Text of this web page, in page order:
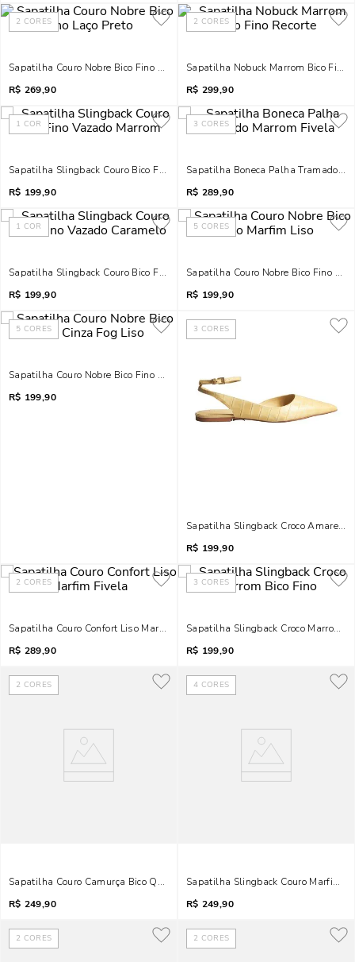
2 CORES
Sapatilha Couro Nobre Bico Fino Laço Preto
R$ 269,90
2 CORES
Sapatilha Nobuck Marrom Bico Fino
R$ 299,90
1 COR
Sapatilha Slingback Couro Bico Fino Vazado Marrom
R$ 199,90
3 CORES
Sapatilha Boneca Palha Tramado
R$ 289,90
1 COR
Sapatilha Slingback Couro Bico Fino Vazado Caramelo
R$ 199,90
5 CORES
Sapatilha Couro Nobre Bico Fino
R$ 199,90
5 CORES
Sapatilha Couro Nobre Bico Fino Cinza Fog Liso
R$ 199,90
3 CORES
Sapatilha Slingback Croco Amarelo
R$ 199,90
2 CORES
Sapatilha Couro Confort Liso Marfim Fivela
R$ 289,90
3 CORES
Sapatilha Slingback Croco Marrom
R$ 199,90
2 CORES
Sapatilha Couro Camurça Bico Quadrado Bege Laço
R$ 249,90
4 CORES
Sapatilha Slingback Couro Marfim
R$ 249,90
2 CORES 2 CORES